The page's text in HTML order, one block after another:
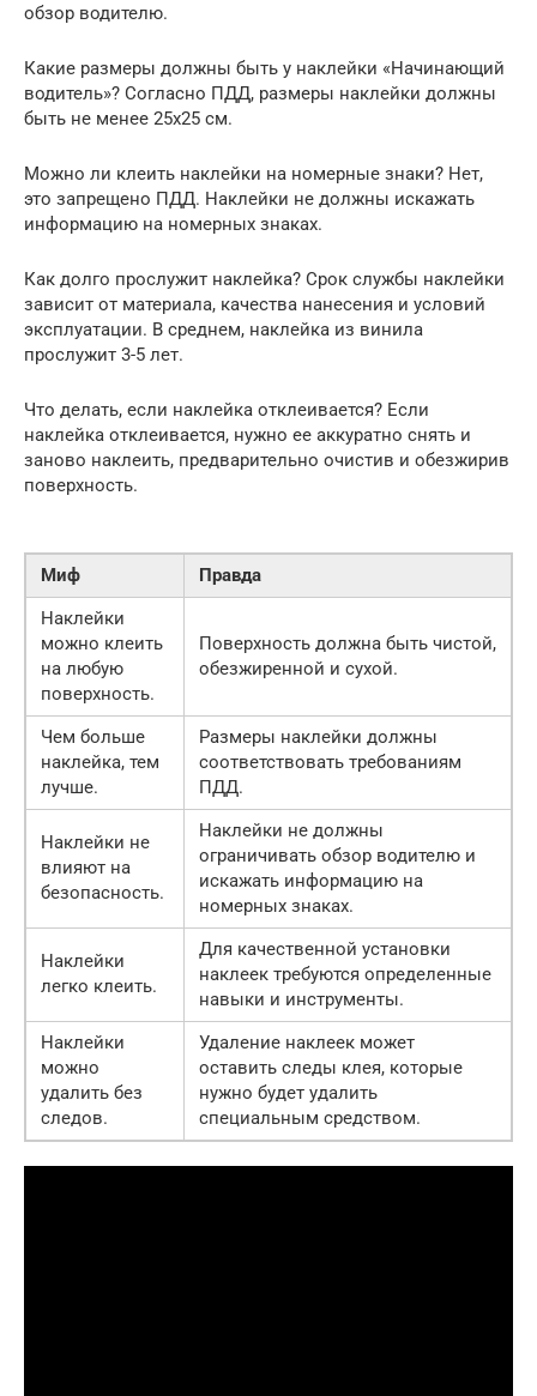
обзор водителю.
Какие размеры должны быть у наклейки «Начинающий
водитель»? Согласно ПДД, размеры наклейки должны
быть не менее 25х25 см.
Можно ли клеить наклейки на номерные знаки? Нет,
это запрещено ПДД. Наклейки не должны искажать
информацию на номерных знаках.
Как долго прослужит наклейка? Срок службы наклейки
зависит от материала, качества нанесения и условий
эксплуатации. В среднем, наклейка из винила
прослужит 3-5 лет.
Что делать, если наклейка отклеивается? Если
наклейка отклеивается, нужно ее аккуратно снять и
заново наклеить, предварительно очистив и обезжирив
поверхность.
Миф
Правда
Наклейки
можно клеить
на любую
поверхность.
Поверхность должна быть чистой,
обезжиренной и сухой.
Чем больше
наклейка, тем
лучше.
Размеры наклейки должны
соответствовать требованиям
ПДД.
Наклейки не
влияют на
безопасность.
Наклейки не должны
ограничивать обзор водителю и
искажать информацию на
номерных знаках.
Наклейки
легко клеить.
Для качественной установки
наклеек требуются определенные
навыки и инструменты.
Наклейки
можно
удалить без
следов.
Удаление наклеек может
оставить следы клея, которые
нужно будет удалить
специальным средством.